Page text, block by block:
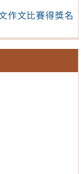
作文比賽得獎名